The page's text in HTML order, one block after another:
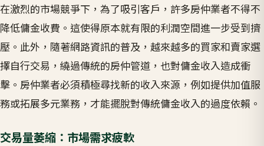
在激烈的市場競爭下，為了吸引客戶，許多房仲業者不得不
降低傭金收費。這使得原本就有限的利潤空間進一步受到擠
壓。此外，隨著網路資訊的普及，越來越多的買家和賣家選
擇自行交易，繞過傳統的房仲管道，也對傭金收入造成衝
擊。房仲業者必須積極尋找新的收入來源，例如提供加值服
務或拓展多元業務，才能擺脫對傳統傭金收入的過度依賴。
交易量萎縮：市場需求疲軟